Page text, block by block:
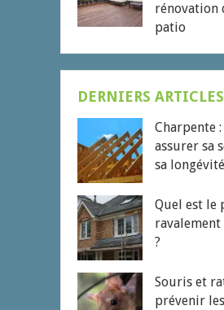
rénovation
patio
DERNIERS ARTICLES
Charpente
assurer sa
sa
Quel est le
ravalement
?
Souris et
prévenir les